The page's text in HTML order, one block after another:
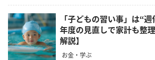
「子どもの習い事」は“
年度の見直しで家計も整
解説】
お金・学ぶ